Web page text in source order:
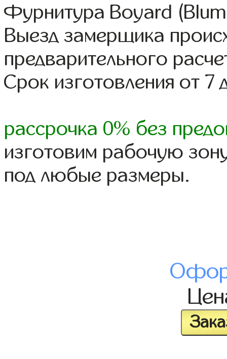
Фурнитура Boyard
Выезд замерщика
предварительного
Срок изготовления от 7
рассрочка 0% без
изготовим рабочую
под любые размеры.